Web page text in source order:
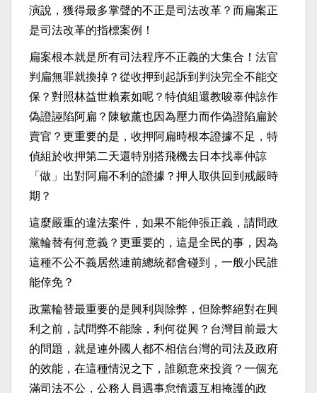
演說，獲得最多掌聲的不正是司法改革？而扁案正
是司法改革的指標案例！
扁案根本就是所有司法程序不正義的大集合！法官
判扁無罪就換掉？從收押到起訴到判決完全不能交
保？對照林益世賴素如呢？特偵組還教唆辜仲諒作
偽證誣陷阿扁？陳敏薰也因為壓力而作偽證陷扁於
賣官？更重要的是，收押阿扁時根本證據不足，特
偵組於收押第二天還特別搭飛機去日本找辜仲諒
「做」出對阿扁不利的證據？押人取供回到戒嚴時
期？
這麼嚴重的違法案件，如果不能伸張正義，請問政
黨輪替有何意義？更重要的，這是全民的事，因為
這種不公不義居然連前總統都會碰到，一般小民誰
能倖免？
政黨輪替最重要的是興利與除弊，但除弊絕對在興
利之前，試問弊不能除，利何從興？台灣目前最大
的問題，就是連外國人都不相信台灣的司法及政府
的效能，在這種情況之下，誰願意來投資？一個充
滿司法不公，公務人員遇事怠惰還互相掩護的政